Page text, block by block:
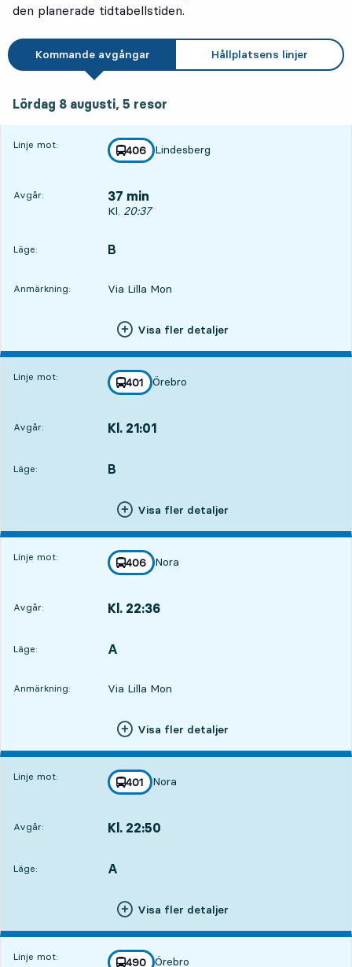
den planerade tidtabellstiden.
Kommande avgångar Hållplatsens linjer
Lördag 8 augusti, 5 resor
Linje mot: linje
406
mot
Lindesberg
,
Avgår: 37 min
Avgår, Kl. 20:37, om 37 min
Kl. 20:37
Läge:
LÄGE, B
,
Anmärkning: Via Lilla Mon
Visa fler detaljer
Linje mot: linje
401
mot
Örebro
,
Avgår: Kl. 21:01
Läge:
LÄGE, B
,
Visa fler detaljer
Linje mot: linje
406
mot
Nora
,
Avgår: Kl. 22:36
Läge:
LÄGE, A
,
Anmärkning: Via Lilla Mon
Visa fler detaljer
Linje mot: linje
401
mot
Nora
,
Avgår: Kl. 22:50
Läge:
LÄGE, A
,
Visa fler detaljer
Linje mot: linje
490 Örebro